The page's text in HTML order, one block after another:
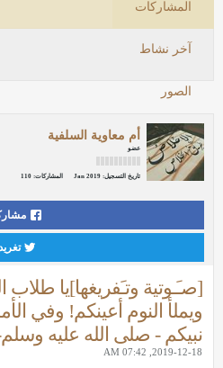
المشاركات
آخر نشاط
الصور
أم معاوية السلفية
عضو
تاريخ التسجيل: Jan 2019 المشاركات: 110
[صـَـوتية وتـَفريغها]يا
ويملأ النوم أعينكم! وفي
نبيكم - صلى الله عليه
2019-12-18, 07:42 AM